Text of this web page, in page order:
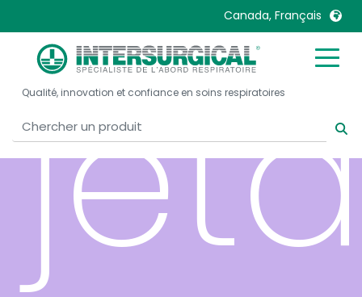
Canada, Français
United Kingdom
United States
Australia
Belgique, Français
Canada, English
Canada, Français
Italia
Nederlands
Qualité, innovation et confiance en soins respiratoires